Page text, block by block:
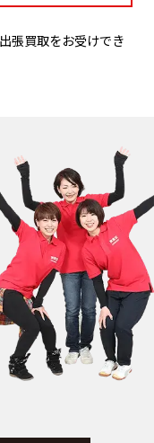
張買取をお受けでき